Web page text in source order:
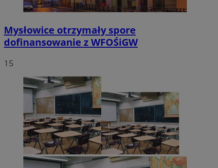
Mysłowice otrzymały spore
dofinansowanie z WFOŚiGW
15